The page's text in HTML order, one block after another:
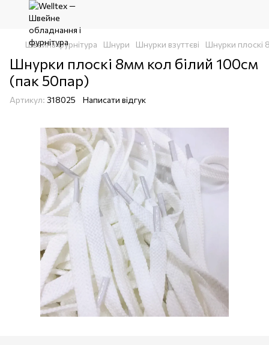
Швейна фурнітура Шнури Шнурки взуттєві Шнурки плоскі
Шнурки плоскі 8мм кол білий 100см
(пак 50пар)
Артикул: 318025 Написати відгук